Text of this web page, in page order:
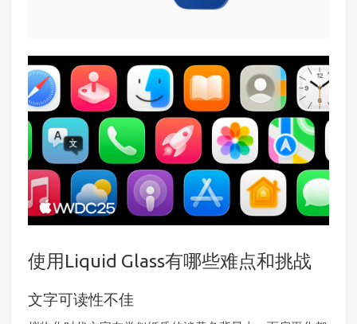
使用Liquid Glass有哪些难点和挑战
文字可读性不佳